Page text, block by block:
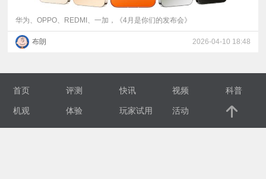
普
专
华为、OPPO、REDMI、一加，《4月是你们的发布会》
布朗 2026-04-10 18:48
首页 评测 快讯 视频 科普
机观 体验 玩家试用 活动